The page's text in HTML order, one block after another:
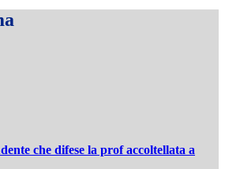
che difese la prof accoltellata a